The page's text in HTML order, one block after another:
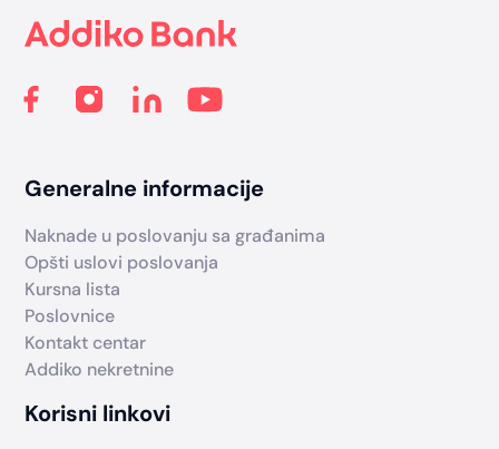
Generalne informacije
Naknade u poslovanju sa građanima
Opšti uslovi poslovanja
Kursna lista
Poslovnice
Kontakt centar
Addiko nekretnine
Korisni linkovi